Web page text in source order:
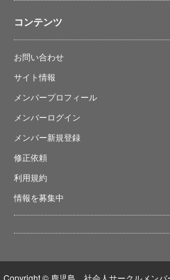
コンテンツ
お問い合わせ
サイト情報
メンバープロフィール
メンバーログイン
メンバー新規登録
修正依頼
利用規約
情報を募集中
Copyright © 鹿児島 社会人サークルメン